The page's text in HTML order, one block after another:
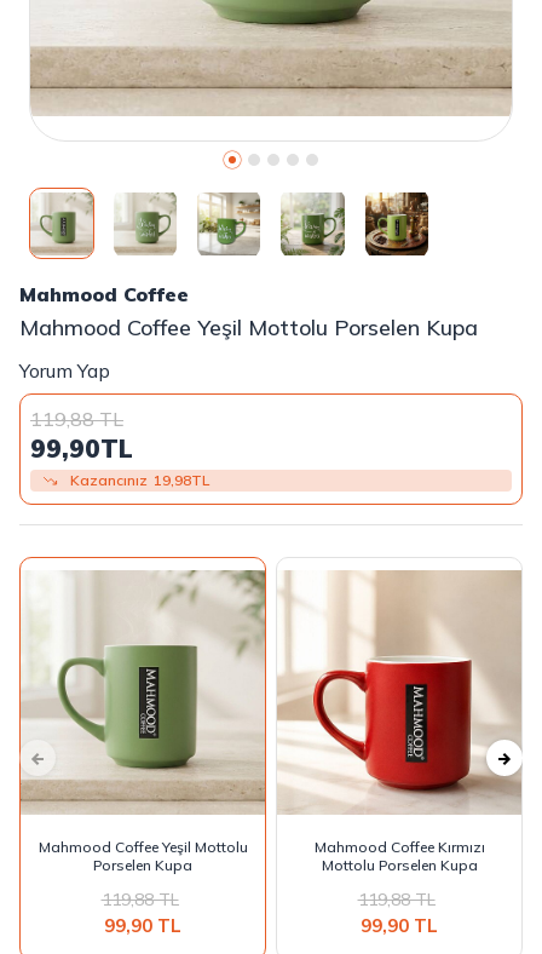
Mahmood Coffee
Mahmood Coffee Yeşil Mottolu Porselen Kupa
Yorum Yap
119,88TL
99,90TL
Kazancınız 19,98TL
Mahmood Coffee Yeşil Mottolu
Porselen Kupa
119,88TL
99,90 TL
Mahmood Coffee Kırmızı
Mottolu Porselen Kupa
119,88TL
99,90 TL